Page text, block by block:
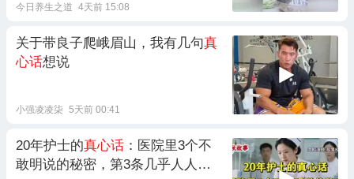
今日养生之道 4天前 15:08
关于带良子爬峨眉山，我有几句真
心话想说
小强凌凌柒 5天前 00:41
20年护士的真心话 ：医院里3个不
敢明说的秘密，第3条几乎人人中